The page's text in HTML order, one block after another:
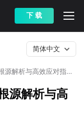
下 载
源解析与高效应对指
简体中文
源解析与高